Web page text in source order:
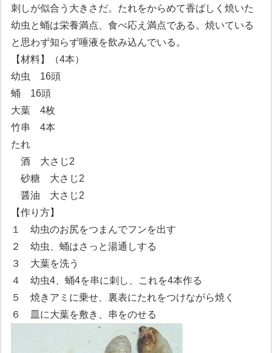
刺しが似合う大きさだ。たれをからめて香ばしく焼いた
幼虫と蛹は栄養満点、食べ応え満点である。焼いている
と思わず知らず唾液を飲み込んでいる。
【材料】（4本）
幼虫 16頭
蛹 16頭
大葉 4枚
竹串 4本
たれ
酒 大さじ2
砂糖 大さじ2
醤油 大さじ2
【作り方】
１ 幼虫のお尻をつまんでフンを出す
２ 幼虫、蛹はさっと湯通しする
３ 大葉を洗う
４ 幼虫4、蛹4を串に刺し、これを4本作る
５ 焼きアミに乗せ、裏表にたれをつけながら焼く
６ 皿に大葉を敷き、串をのせる